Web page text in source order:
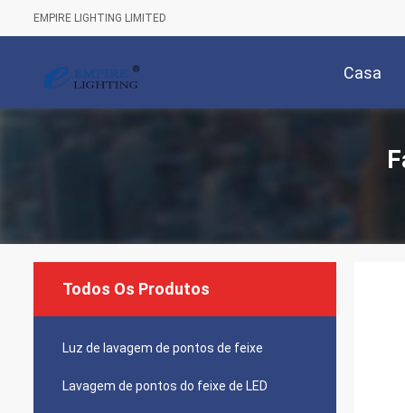
EMPIRE LIGHTING LIMITED
Casa
Todos Os Produtos
Luz de lavagem de pontos de feixe
Lavagem de pontos do feixe de LED